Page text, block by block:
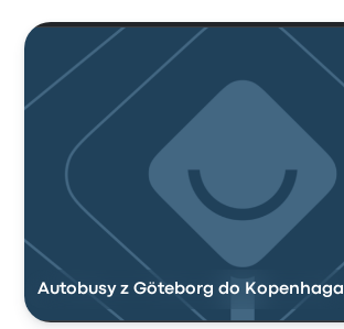
Autobusy z Göteborg do Kopenhaga